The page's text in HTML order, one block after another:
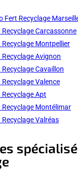
Fert Recyclage
Recyclage Carcassonne
Recyclage Montpellier
Recyclage Avignon
Cavaillon
Valence
Apt
Recyclage Montélimar
Recyclage Valréas